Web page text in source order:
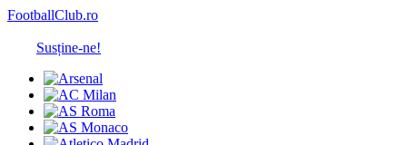
FootballClub.ro
Susține-ne!